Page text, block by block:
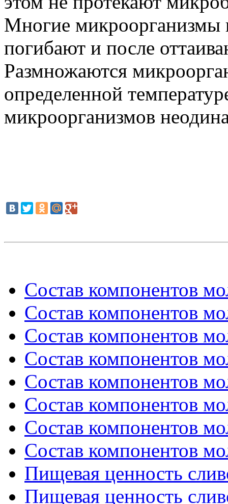
Многие микроорганизмы
погибают и после
Размножаются
определенной
микроорганизмов
Состав компонентов
Состав компонентов
Состав компонентов
Состав компонентов
Состав компонентов
Состав компонентов
Состав компонентов
Состав компонентов
Пищевая ценность
Пищевая ценность